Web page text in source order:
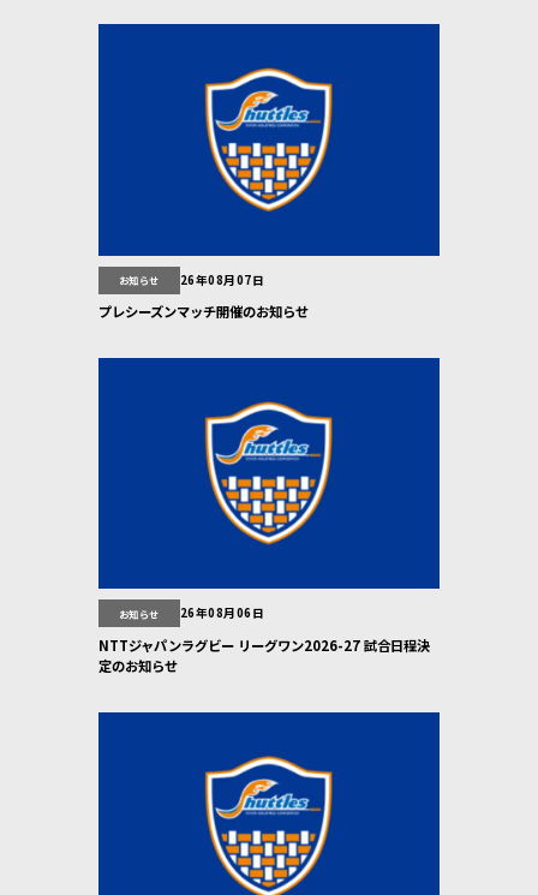
お知らせ 26年08月07日
プレシーズンマッチ開催のお知らせ
お知らせ 26年08月06日
NTTジャパンラグビー リーグワン2026-27 試合日程決
定のお知らせ